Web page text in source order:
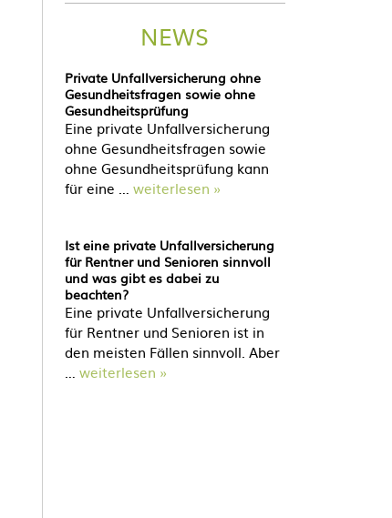
NEWS
Private Unfallversicherung ohne
Gesundheitsfragen sowie ohne
Gesundheitsprüfung
Eine private Unfallversicherung
ohne Gesundheitsfragen sowie
ohne Gesundheitsprüfung kann
für eine … weiterlesen »
Ist eine private Unfallversicherung
für Rentner und Senioren sinnvoll
und was gibt es dabei zu
beachten?
Eine private Unfallversicherung
für Rentner und Senioren ist in
den meisten Fällen sinnvoll. Aber
… weiterlesen »